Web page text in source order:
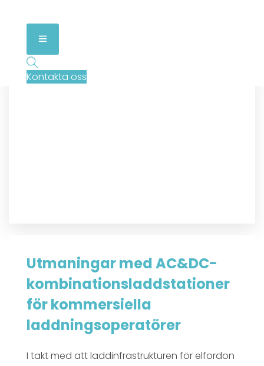
Kontakta oss
Utmaningar med AC&DC-
kombinationsladdstationer
för kommersiella
laddningsoperatörer
I takt med att laddinfrastrukturen för elfordon